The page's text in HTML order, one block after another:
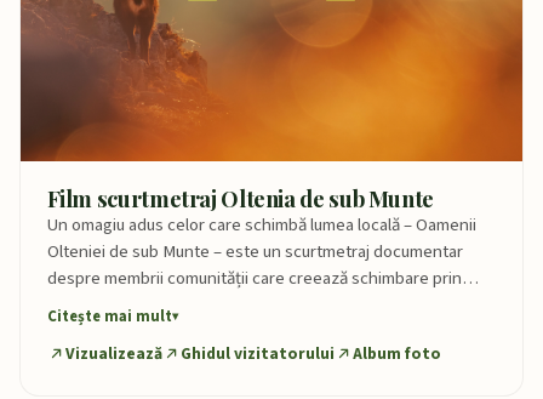
Film scurtmetraj Oltenia de sub Munte
Un omagiu adus celor care schimbă lumea locală – Oamenii
Olteniei de sub Munte – este un scurtmetraj documentar
despre membrii comunității care creează schimbare prin
ceea ce fac, zi de zi. Filmul face parte din rețeaua europeană
Bioregional Weaving Lab, care sprijină restaurarea
ecologică, conservarea patrimoniului și dezvoltarea durabilă
Citește mai mult
Vizualizează Ghidul vizitatorului Album foto